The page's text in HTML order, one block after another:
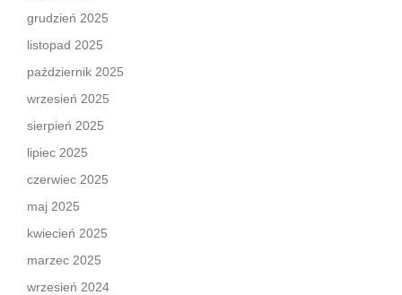
grudzień 2025
listopad 2025
październik 2025
wrzesień 2025
sierpień 2025
lipiec 2025
czerwiec 2025
maj 2025
kwiecień 2025
marzec 2025
wrzesień 2024